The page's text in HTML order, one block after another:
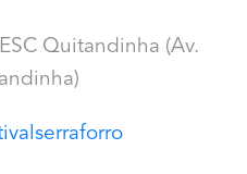
Quitandinha (Av.